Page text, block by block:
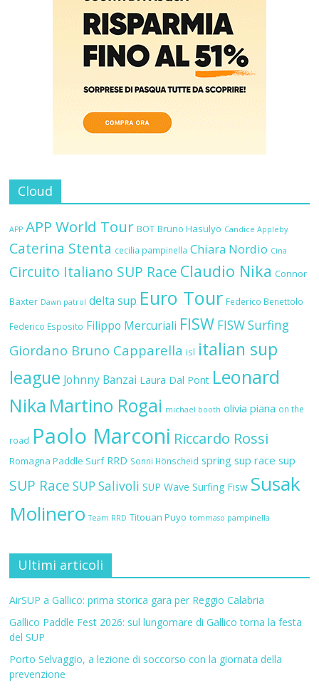
Cloud
APP APP World Tour BOT Bruno Hasulyo Candice Appleby
Caterina Stenta cecilia pampinella Chiara Nordio Cina
Circuito Italiano SUP Race Claudio Nika Connor
Baxter Dawn patrol delta sup Euro Tour Federico Benettolo
Federico Esposito Filippo Mercuriali FISW FISW Surfing
Giordano Bruno Capparella isl italian sup
league Johnny Banzai Laura Dal Pont Leonard
Nika Martino Rogai michael booth olivia piana on the
road Paolo Marconi Riccardo Rossi
Romagna Paddle Surf RRD Sonni Hönscheid spring sup race sup
SUP Race SUP Salivoli SUP Wave Surfing Fisw Susak
Molinero Team RRD Titouan Puyo tommaso pampinella
Ultimi articoli
AirSUP a Gallico: prima storica gara per Reggio Calabria
Gallico Paddle Fest 2026: sul lungomare di Gallico torna la festa
del SUP
Porto Selvaggio, a lezione di soccorso con la giornata della
prevenzione